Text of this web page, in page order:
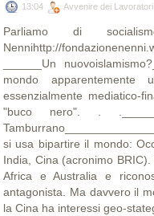
13:04 Avvenire dei Lavoratori
Parliamo di
Nennihttp://
______Un
mondo apparentemente
essenzialmente mediatico-
"buco nero". .
si usa bipartire il mondo:
India, Cina (acronimo
Africa e Australia e
antagonista. Ma davvero il
la Cina ha interessi geo-